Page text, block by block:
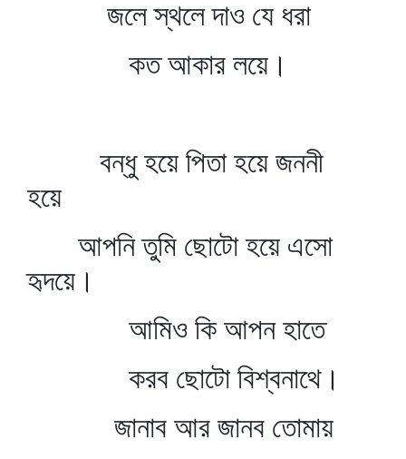
জলে স্থলে দাও যে ধরা
কত আকার লয়ে।
বন্ধু হয়ে পিতা হয়ে জননী
হয়ে
আপনি তুমি ছোটো হয়ে এসো
হৃদয়ে।
আমিও কি আপন হাতে
করব ছোটো বিশ্বনাথে।
জানাব আর জানব তোমায়